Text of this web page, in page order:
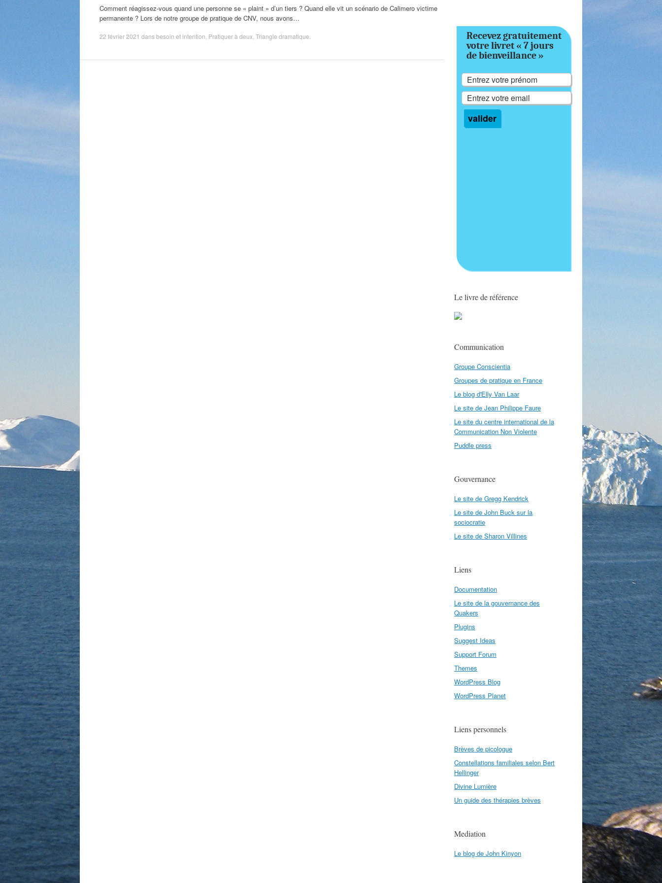
Comment réagissez-vous quand une personne se « plaint » d’un tiers ? Quand elle vit un scénario de Calimero victime
permanente ? Lors de notre groupe de pratique de CNV, nous avons…
22 février 2021 dansbesoin et intention Pratiquer à deux Triangle dramatique
Recevez gratuitement
votre livret « 7 jours
de bienveillance »
Le livre de référence
Communication
Groupe Conscientia
Groupes de pratique en France
Le blog d'Elly Van Laar
Le site de Jean Philippe Faure
Le site du centre international de la
Communication Non Violente
Puddle press
Gouvernance
Le site de Gregg Kendrick
Le site de John Buck sur la
sociocratie
Le site de Sharon Villines
Liens
Documentation
Le site de la gouvernance des
Quakers
Plugins
Suggest Ideas
Support Forum
Themes
WordPress Blog
WordPress Planet
Liens personnels
Brèves de picologue
Constellations familiales selon Bert
Hellinger
Divine Lumière
Un guide des thérapies brèves
Mediation
Le blog de John Kinyon